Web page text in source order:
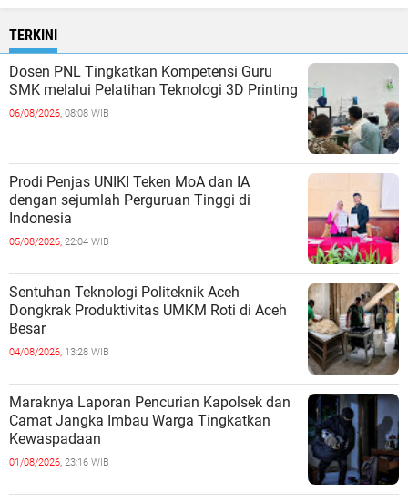
TERKINI
Dosen PNL Tingkatkan Kompetensi Guru
SMK melalui Pelatihan Teknologi 3D Printing
06/08/2026, 08:08 WIB
Prodi Penjas UNIKI Teken MoA dan IA
dengan sejumlah Perguruan Tinggi di
Indonesia
05/08/2026, 22:04 WIB
Sentuhan Teknologi Politeknik Aceh
Dongkrak Produktivitas UMKM Roti di Aceh
Besar
04/08/2026, 13:28 WIB
Maraknya Laporan Pencurian Kapolsek dan
Camat Jangka Imbau Warga Tingkatkan
Kewaspadaan
01/08/2026, 23:16 WIB